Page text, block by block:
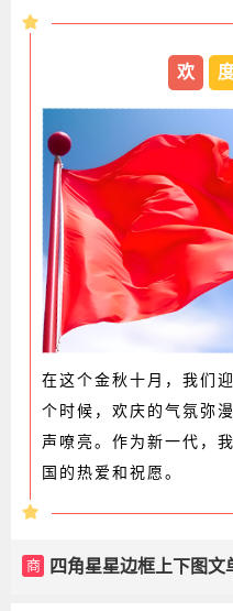
欢
在这个金秋十月，我们
个时候，欢庆的气氛弥
声嘹亮。作为新一代，
国的热爱和祝愿。
商 四角星星边框上下图文